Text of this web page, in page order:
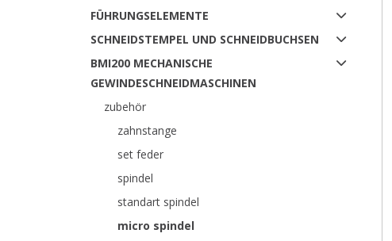
FÜHRUNGSELEMENTE
SCHNEIDSTEMPEL UND SCHNEIDBUCHSEN
BMI200 MECHANISCHE
GEWINDESCHNEIDMASCHINEN
zubehör
zahnstange
set feder
spindel
standart spindel
micro spindel